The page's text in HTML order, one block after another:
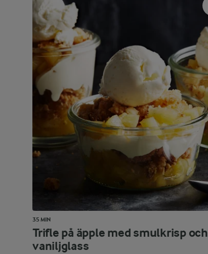
35 MIN
Trifle på äpple med smulkrisp och
vaniljglass